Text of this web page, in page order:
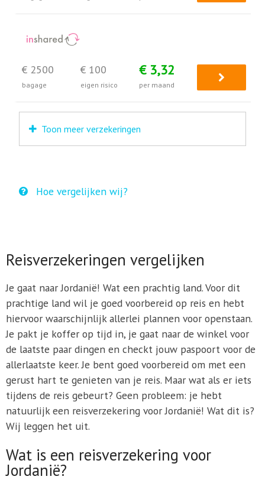
€ 2500
bagage
€ 100
eigen risico
€ 3,32
per maand
Toon meer verzekeringen
Hoe vergelijken wij?
Reisverzekeringen vergelijken
Je gaat naar Jordanië! Wat een prachtig land. Voor dit
prachtige land wil je goed voorbereid op reis en hebt
hiervoor waarschijnlijk allerlei plannen voor openstaan.
Je pakt je koffer op tijd in, je gaat naar de winkel voor
de laatste paar dingen en checkt jouw paspoort voor de
allerlaatste keer. Je bent goed voorbereid om met een
gerust hart te genieten van je reis. Maar wat als er iets
tijdens de reis gebeurt? Geen probleem: je hebt
natuurlijk een reisverzekering voor Jordanië! Wat dit is?
Wij leggen het uit.
Wat is een reisverzekering voor
Jordanië?